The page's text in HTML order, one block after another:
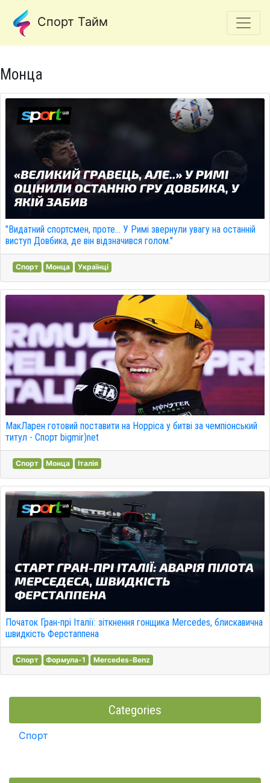
Спорт Тайм
Монца
"Видатний спортсмен, проте... У Римі звернули увагу на останній
виступ Довбика, де він відзначився голом."
Спорт Монца Українці
МакЛарен готовий поставити на Норріса у битві за чемпіонський
титул - Спорт bigmir)net
Спорт Монца Італія
Початок Гран-прі Італії: зіткнення гонщика Mercedes, блискавична
швидкість Ферстаппена
Спорт Формула-1 Mercedes-Benz
Categories
Спорт